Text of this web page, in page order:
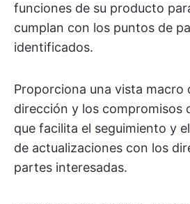
funciones de su producto
cumplan con los puntos de
identificados.
Proporciona una vista macro
dirección y los compromisos
que facilita el seguimiento y
de actualizaciones con los
partes interesadas.